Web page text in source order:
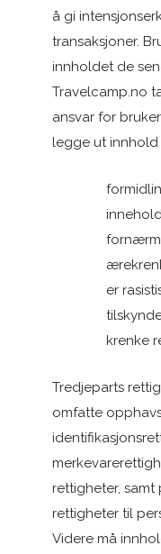
å gi
transaksjoner.
innholdet de
Travelcamp.no
ansvar for
legge ut innhold
er
krenke
Tredjeparts
omfatte
rettigheter, samt
rettigheter til
Videre må